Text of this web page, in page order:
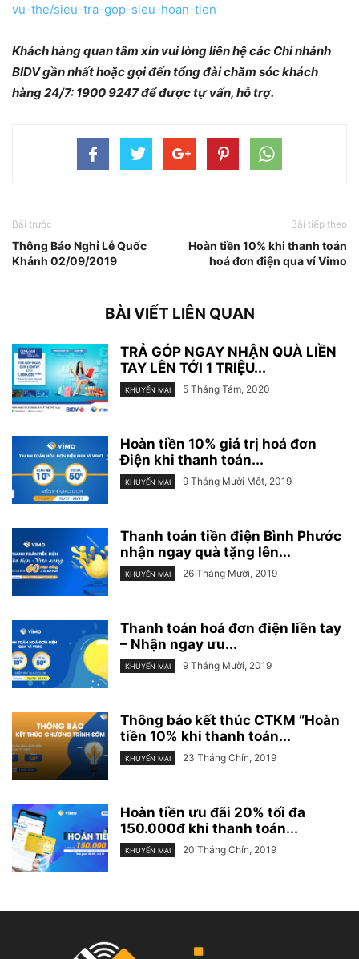
vu-the/sieu-tra-gop-sieu-hoan-tien
Khách hàng quan tâm xin vui lòng liên hệ các Chi nhánh
BIDV gần nhất hoặc gọi đến tổng đài chăm sóc khách
hàng 24/7: 1900 9247 để được tự vấn, hỗ trợ.
Bài trước
Thông Báo Nghỉ Lễ Quốc
Khánh 02/09/2019
Bài tiếp theo
Hoàn tiền 10% khi thanh toán
hoá đơn điện qua ví Vimo
BÀI VIẾT LIÊN QUAN
TRẢ GÓP NGAY NHẬN QUÀ LIỀN
TAY LÊN TỚI 1 TRIỆU...
KHUYẾN MẠI 5 Tháng Tám, 2020
Hoàn tiền 10% giá trị hoá đơn
Điện khi thanh toán...
KHUYẾN MẠI 9 Tháng Mười Một, 2019
Thanh toán tiền điện Bình Phước
nhận ngay quà tặng lên...
KHUYẾN MẠI 26 Tháng Mười, 2019
Thanh toán hoá đơn điện liền tay
– Nhận ngay ưu...
KHUYẾN MẠI 9 Tháng Mười, 2019
Thông báo kết thúc CTKM “Hoàn
tiền 10% khi thanh toán...
KHUYẾN MẠI 23 Tháng Chín, 2019
Hoàn tiền ưu đãi 20% tối đa
150.000đ khi thanh toán...
KHUYẾN MẠI 20 Tháng Chín, 2019